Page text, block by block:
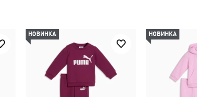
НОВИНКА НОВИНКА